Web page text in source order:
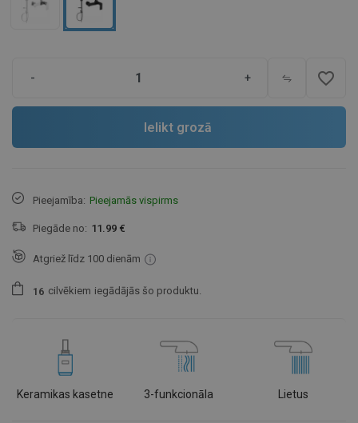
- + favorite_border
Ielikt grozā
Pieejamība: Pieejamās vispirms
Piegāde no: 11.99 €
Atgriež līdz 100 dienām
1 6 cilvēkiem iegādājās šo produktu.
Keramikas kasetne 3-funkcionāla Lietus